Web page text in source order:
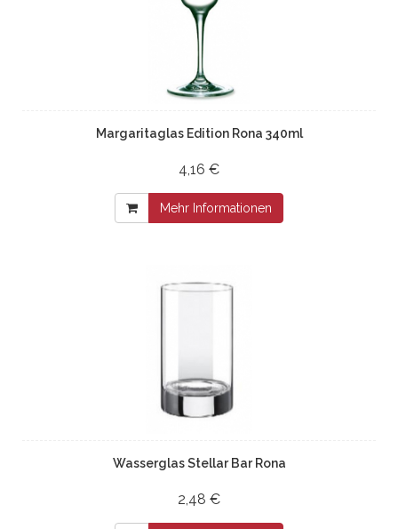
Margaritaglas Edition Rona 340ml
4,16 €
Mehr Informationen
Wasserglas Stellar Bar Rona
2,48 €